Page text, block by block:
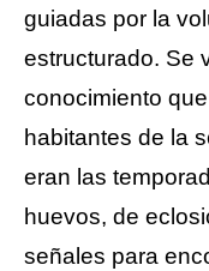
guiadas por la
estructurado. Se
conocimiento
habitantes de la
eran las
huevos, de
señales para